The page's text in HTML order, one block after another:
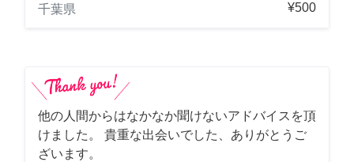
千葉県
¥500
他の人間からはなかなか聞けないアドバイスを頂
けました。 貴重な出会いでした、ありがとうご
ざいます。